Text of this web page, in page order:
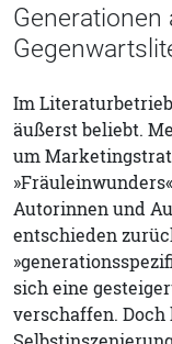
Generationen
Im
äußerst beliebt.
um
Autorinnen und
entschieden
sich eine
verschaffen. Doch